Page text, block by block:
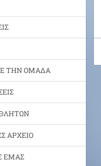
ΤΗΝ ΟΜΑΔΑ
ΑΡΧΕΙΟ
ΕΜΑΣ